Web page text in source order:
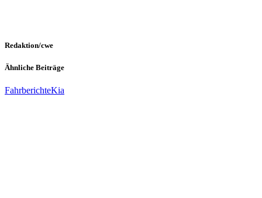
Redaktion/cwe
Ähnliche Beiträge
FahrberichteKia